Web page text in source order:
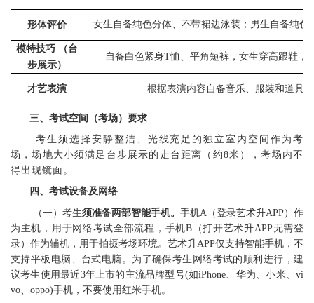
形体评价 女生自备纯色分体、不带裙边泳装；男生自备纯色
模特技巧 （台
步展示）
自备白色紧身T恤、平角短裤，女生穿高跟鞋，
才艺表演 根据表演内容自备音乐、服装和道具
三、考试空间（考场）要求
考生须选择安静整洁、光线充足的独立室内空间作为考
场，场地大小须满足台步展示的走台距离（约8米），考场内不
得出现镜面。
四、 考试设备及网络
（一） 考生须准备两部智能手机。 手机A（登录艺术升APP） 作
为主机，用于网络考试全部流程，手机B（打开艺术升APP无需登
录）作为辅机，用于拍摄考场环境。艺术升APP仅支持智能手机，不
支持平板电脑、台式电脑。为了确保考生网络考试的顺利进行， 建
议考生使用最近3年上市的主流品牌型号(如iPhone、华为、小米、vi
vo、oppo)手机，不要使用红米手机。